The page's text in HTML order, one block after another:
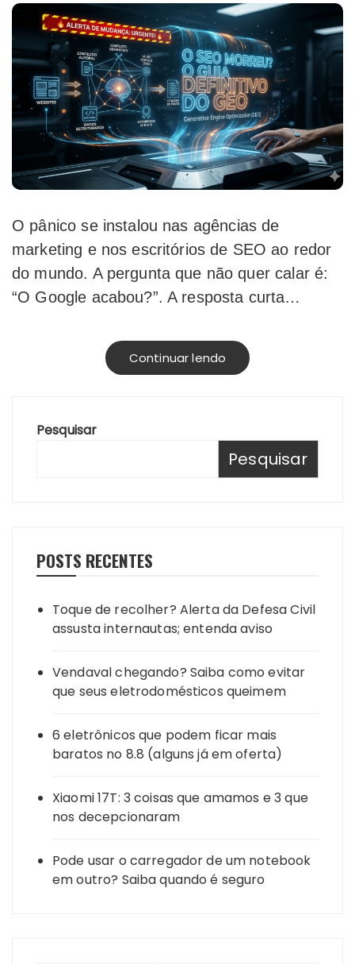
O pânico se instalou nas agências de
marketing e nos escritórios de SEO ao redor
do mundo. A pergunta que não quer calar é:
“O Google acabou?”. A resposta curta…
Continuar lendo
Pesquisar
Pesquisar
POSTS RECENTES
Toque de recolher? Alerta da Defesa Civil
assusta internautas; entenda aviso
Vendaval chegando? Saiba como evitar
que seus eletrodomésticos queimem
6 eletrônicos que podem ficar mais
baratos no 8.8 (alguns já em oferta)
Xiaomi 17T: 3 coisas que amamos e 3 que
nos decepcionaram
Pode usar o carregador de um notebook
em outro? Saiba quando é seguro